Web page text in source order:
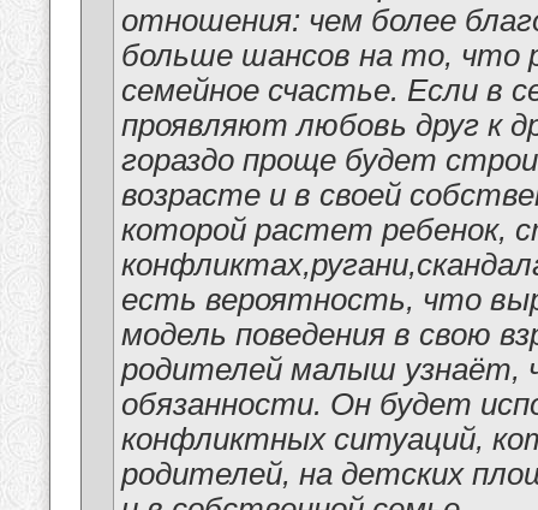
отношения: чем более
больше шансов на то, что
семейное счастье. Если в
проявляют любовь друг к
гораздо проще будет
возрасте и в своей
которой растет ребенок,
есть вероятность, что
модель поведения в свою
родителей малыш узнаёт,
обязанности. Он будет
конфликтных ситуаций,
родителей, на детских